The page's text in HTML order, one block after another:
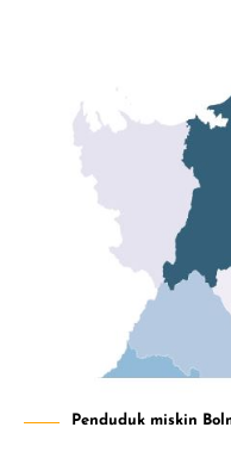
Penduduk miskin